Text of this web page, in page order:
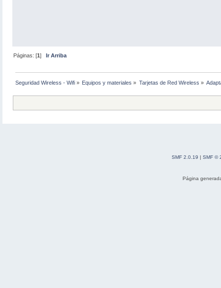
Páginas: [1]Ir Arriba
Seguridad Wireless - Wifi » Equipos y materiales » Tarjetas de Red Wireless »
SMF 2.0.19 | SMF ©
Página